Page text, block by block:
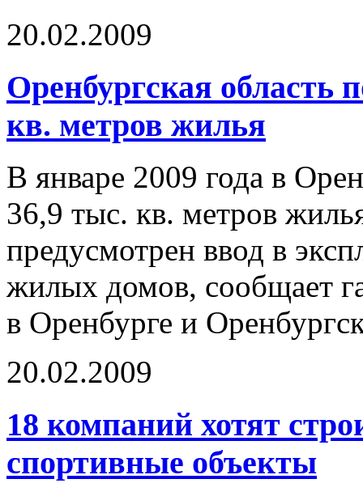
20.02.2009
Оренбургская область
кв. метров жилья
В январе 2009 года в
36,9 тыс. кв. метров
предусмотрен ввод в
жилых домов, сообщает
в Оренбурге и
20.02.2009
18 компаний хотят
спортивные объекты